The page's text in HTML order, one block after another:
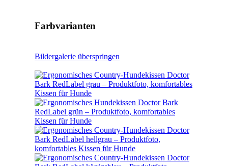
Farbvarianten
Bildergalerie überspringen